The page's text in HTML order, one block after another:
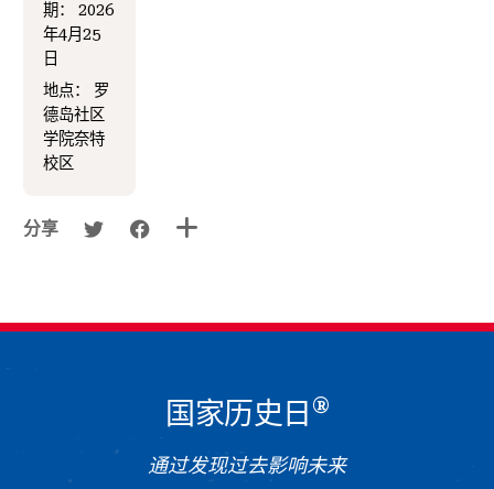
期：
2026
年4月25
日
地点： 罗
德岛社区
学院奈特
校区
分享
国家历史日 ®
通过发现过去影响未来